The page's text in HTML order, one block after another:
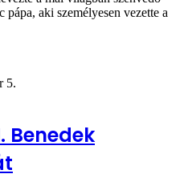
pápa, aki személyesen vezette a
5.
Benedek